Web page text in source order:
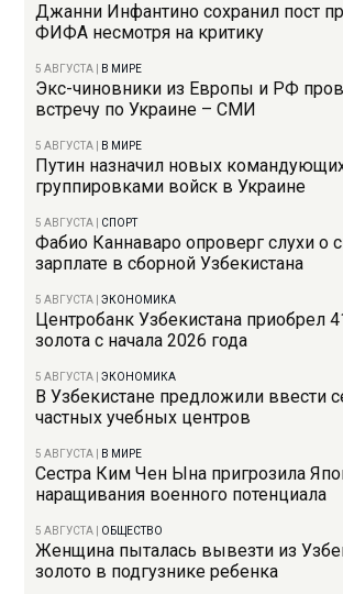
Джанни Инфантино сохранил пост
ФИФА несмотря на критику
5 АВГУСТА В МИРЕ
Экс-чиновники из Европы и РФ
встречу по Украине – СМИ
5 АВГУСТА В МИРЕ
Путин назначил новых
группировками войск в Украине
5 АВГУСТА СПОРТ
Фабио Каннаваро опроверг слухи о
зарплате в сборной Узбекистана
5 АВГУСТА |ЭКОНОМИКА
Центробанк Узбекистана приобрел
золота с начала 2026 года
5 АВГУСТА |ЭКОНОМИКА
В Узбекистане предложили ввести
частных учебных центров
5 АВГУСТА В МИРЕ
Сестра Ким Чен Ына пригрозила
наращивания военного потенциала
5 АВГУСТА ОБЩЕСТВО
Женщина пыталась вывезти из
золото в подгузнике ребенка